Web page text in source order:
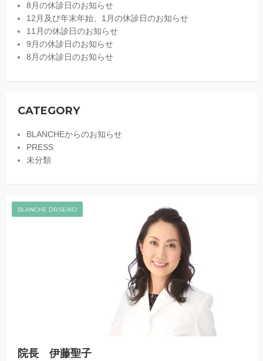
8月の休診日のお知らせ
12月及び年末年始、1月の休診日のお知らせ
11月の休診日のお知らせ
9月の休診日のお知らせ
8月の休診日のお知らせ
CATEGORY
BLANCHEからのお知らせ
PRESS
未分類
BLANCHE DR.SEIKO
院長 伊藤聖子